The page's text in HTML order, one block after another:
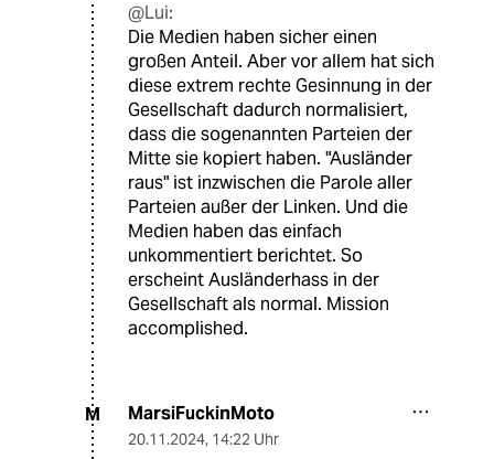
@Lui:
Die Medien haben sicher einen
großen Anteil. Aber vor allem hat sich
diese extrem rechte Gesinnung in der
Gesellschaft dadurch normalisiert,
dass die sogenannten Parteien der
Mitte sie kopiert haben. "Ausländer
raus" ist inzwischen die Parole aller
Parteien außer der Linken. Und die
Medien haben das einfach
unkommentiert berichtet. So
erscheint Ausländerhass in der
Gesellschaft als normal. Mission
accomplished.
M MarsiFuckinMoto
20.11.2024, 14:22 Uhr